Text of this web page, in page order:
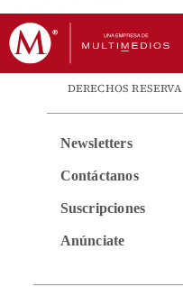
DERECHOS
Newsletters
Contáctanos
Suscripciones
Anúnciate